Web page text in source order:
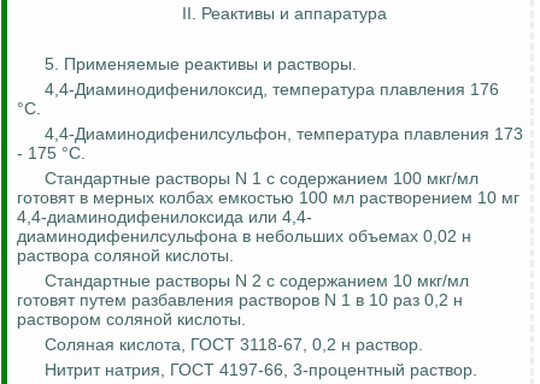
II. Реактивы и аппаратура
5. Применяемые реактивы и растворы.
4,4-Диаминодифенилоксид, температура плавления 176
°С.
4,4-Диаминодифенилсульфон, температура плавления 173
- 175 °С.
Стандартные растворы N 1 с содержанием 100 мкг/мл
готовят в мерных колбах емкостью 100 мл растворением 10 мг
4,4-диаминодифенилоксида или 4,4-
диаминодифенилсульфона в небольших объемах 0,02 н
раствора соляной кислоты.
Стандартные растворы N 2 с содержанием 10 мкг/мл
готовят путем разбавления растворов N 1 в 10 раз 0,2 н
раствором соляной кислоты.
Соляная кислота, ГОСТ 3118-67, 0,2 н раствор.
Нитрит натрия, ГОСТ 4197-66, 3-процентный раствор.